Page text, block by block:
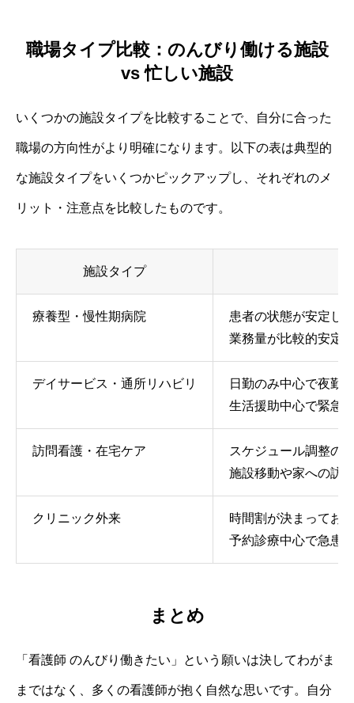
職場タイプ比較：のんびり働ける施設
vs 忙しい施設
いくつかの施設タイプを比較することで、自分に合った
職場の方向性がより明確になります。以下の表は典型的
な施設タイプをいくつかピックアップし、それぞれのメ
リット・注意点を比較したものです。
施設タイプ
療養型・慢性期病院
患者の状態が安定し
業務量が比較的安定
デイサービス・通所リハビリ
日勤のみ中心で夜勤
生活援助中心で緊急
訪問看護・在宅ケア
スケジュール調整の
施設移動や家への訪
クリニック外来
時間割が決まってお
予約診療中心で急患
まとめ
「看護師 のんびり働きたい」という願いは決してわがま
まではなく、多くの看護師が抱く自然な思いです。自分